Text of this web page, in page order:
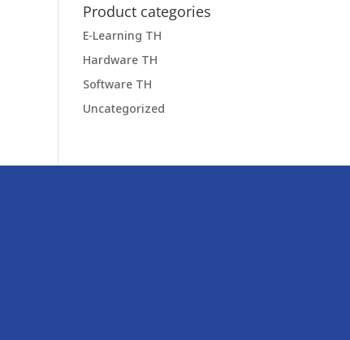
Product categories
E-Learning TH
Hardware TH
Software TH
Uncategorized